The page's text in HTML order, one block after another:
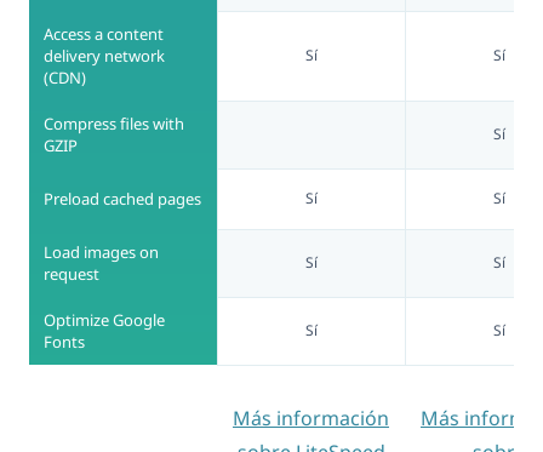
Access a content
delivery network
(CDN)
Sí Sí
Compress files with
GZIP
Sí
Preload cached pages Sí Sí
Load images on
request
Sí Sí
Optimize Google
Fonts
Sí Sí
Más información
Más